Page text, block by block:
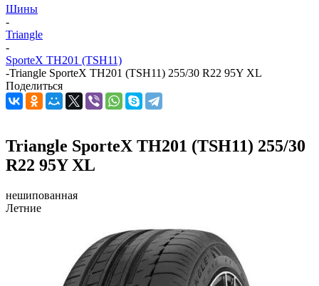
Шины
-
Triangle
-
SporteX TH201 (TSH11)
-Triangle SporteX TH201 (TSH11) 255/30 R22 95Y XL
Поделиться
Triangle SporteX TH201 (TSH11) 255/30
R22 95Y XL
нешипованная
Летние